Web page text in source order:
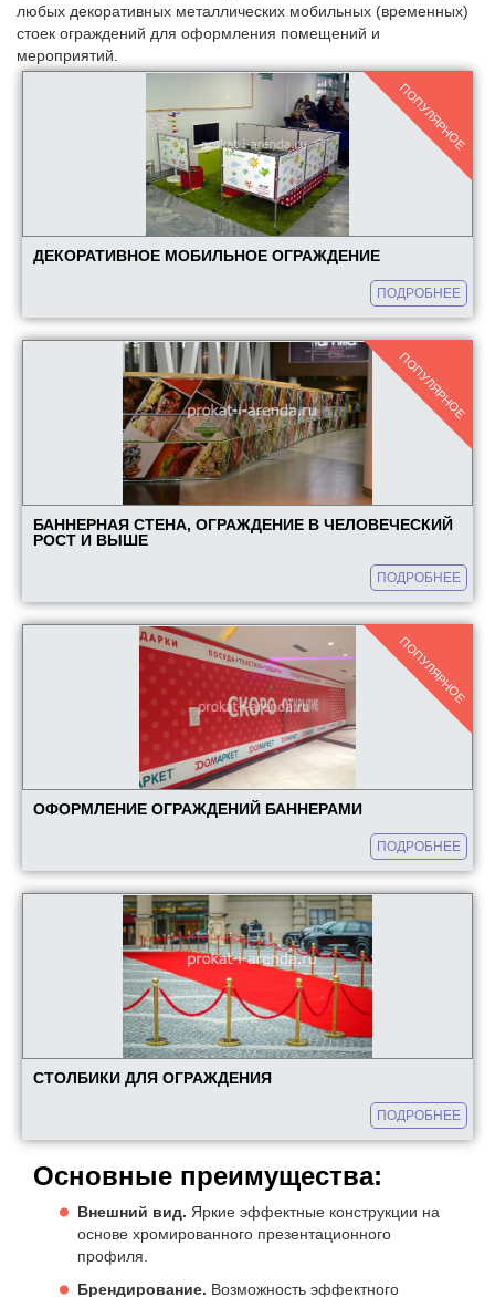
Аренда рекламного оборудования
Аренда джокерных конструкций
Аренда мобильных стен
Уличные конструкции
КОНСТРУКЦИИ В АРЕНДУ:
Аренда стендов для фотовыставки
Аренда ограждений
Набор для церемонии открытия
Аренда мольбертов
Аренда стеллажей
Аренда вешалок и рейлов
Аренда мобильных стендов
Аренда экрана
Аренда флипчарта
Аренда пьедестала
любых декоративных металлических мобильных (временных)
стоек ограждений для оформления помещений и
мероприятий.
ПОПУЛЯРНОЕ
ДЕКОРАТИВНОЕ МОБИЛЬНОЕ ОГРАЖДЕНИЕ
ПОДРОБНЕЕ
ПОПУЛЯРНОЕ
БАННЕРНАЯ СТЕНА, ОГРАЖДЕНИЕ В ЧЕЛОВЕЧЕСКИЙ
РОСТ И ВЫШЕ
ПОДРОБНЕЕ
ПОПУЛЯРНОЕ
ОФОРМЛЕНИЕ ОГРАЖДЕНИЙ БАННЕРАМИ
ПОДРОБНЕЕ
СТОЛБИКИ ДЛЯ ОГРАЖДЕНИЯ
ПОДРОБНЕЕ
Основные преимущества:
Внешний вид. Яркие эффектные конструкции на
основе хромированного презентационного
профиля.
Брендирование. Возможность эффектного